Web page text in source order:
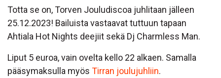
Totta se on, Torven Jouludiscoa juhlitaan jälleen
25.12.2023! Bailuista vastaavat tuttuun tapaan
Ahtiala Hot Nights deejiit sekä Dj Charmless Man.
Liput 5 euroa, vain ovelta kello 22 alkaen. Samalla
pääsymaksulla myös Tirran joulujuhliin.